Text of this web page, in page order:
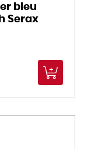
bleu
Serax